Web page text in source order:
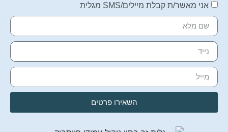
אני מאשר/ת קבלת מיילים/SMS מגלית
השאירו פרטים